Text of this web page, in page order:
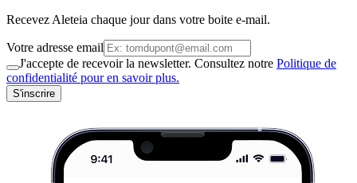
Recevez Aleteia chaque jour dans votre boite e-mail.
Votre adresse email
J'accepte de recevoir la newsletter. Consultez notre Politique de
confidentialité pour en savoir plus.
S'inscrire